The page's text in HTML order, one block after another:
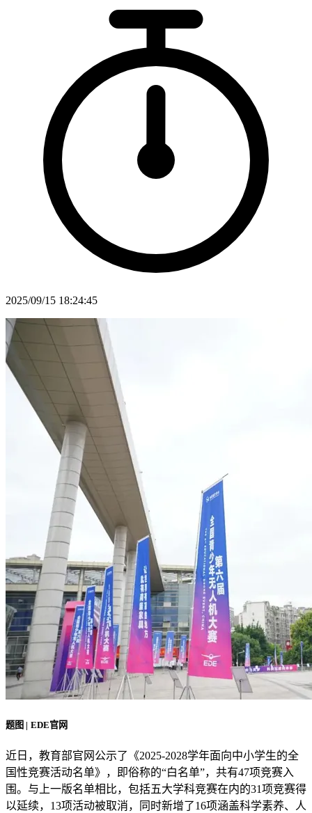
2025/09/15 18:24:45
题图 | EDE官网
近日，教育部官网公示了《2025-2028学年面向中小学生的全
国性竞赛活动名单》，即俗称的“白名单”，共有47项竞赛入
围。与上一版名单相比，包括五大学科竞赛在内的31项竞赛得
以延续，13项活动被取消，同时新增了16项涵盖科学素养、人